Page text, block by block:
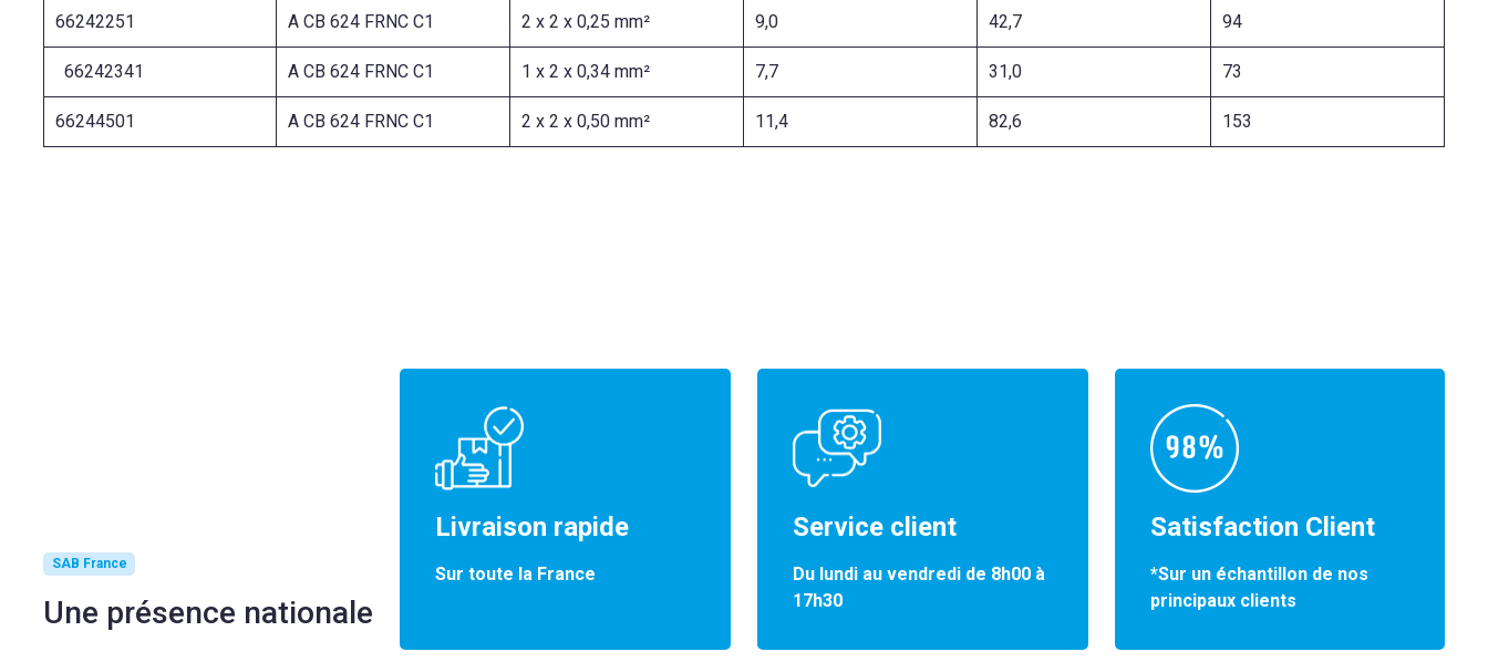
66242251 A CB 624 FRNC C1 2 x 2 x 0,25 mm² 9,0 42,7 94
66242341 A CB 624 FRNC C1 1 x 2 x 0,34 mm² 7,7 31,0 73
66244501 A CB 624 FRNC C1 2 x 2 x 0,50 mm² 11,4 82,6 153
SAB France
Une présence nationale
Livraison rapide
Sur toute la France
Service client
Du lundi au vendredi de 8h00 à
17h30
Satisfaction Client
*Sur un échantillon de nos
principaux clients